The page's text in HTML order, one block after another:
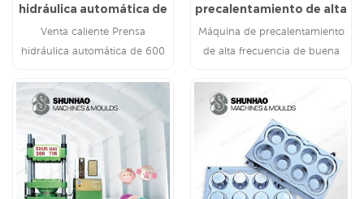
hidráulica automática de
600 toneladas Máquina
para fabricar cubiertas
UF
Venta caliente Prensa
hidráulica automática de 600
fabricar cubiertas de asientos
de inodoro UF
precalentamiento de alta
frecuencia para melamina
Máquina de precalentamiento
de alta frecuencia de buena
moldeo de melamina